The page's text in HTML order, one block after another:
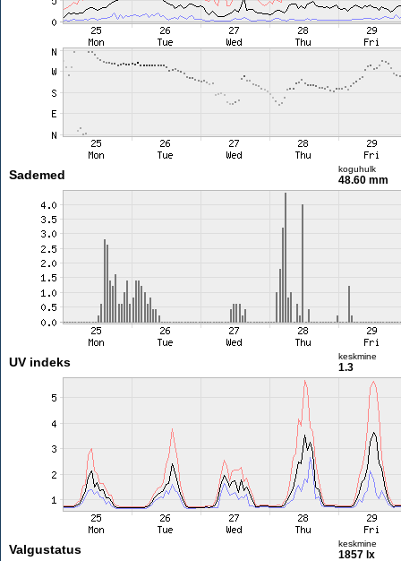
Sademed koguhulk
48.60 mm
UV indeks keskmine
1.3
Valgustatus keskmine
1857 lx